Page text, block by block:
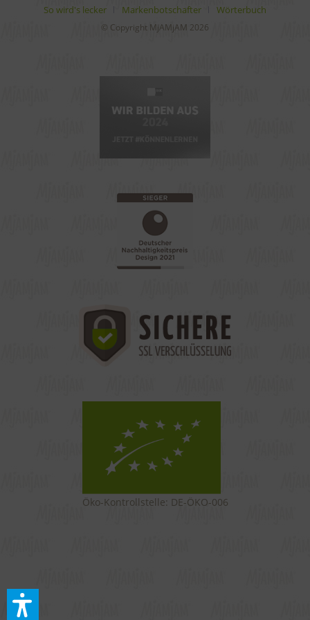
So wird's lecker
Markenbotschafter Wörterbuch
© Copyright MjAMjAM 2026
Öko-Kontrollstelle: DE-ÖKO-006